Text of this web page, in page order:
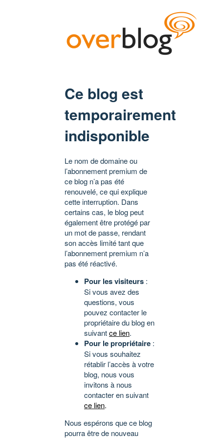
Ce blog est
temporairement
indisponible
Le nom de domaine ou
l’abonnement premium de
ce blog n’a pas été
renouvelé, ce qui explique
cette interruption. Dans
certains cas, le blog peut
également être protégé par
un mot de passe, rendant
son accès limité tant que
l’abonnement premium n’a
pas été réactivé.
Pour les visiteurs :
Si vous avez des
questions, vous
pouvez contacter le
propriétaire du blog en
suivantce lien.
Pour le propriétaire :
Si vous souhaitez
rétablir l’accès à votre
blog, nous vous
invitons à nous
contacter en suivant
ce lien.
Nous espérons que ce blog
pourra être de nouveau